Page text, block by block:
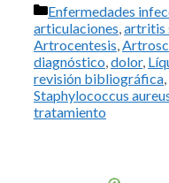
Categorías
Enfermedades
articulaciones artritis
Artrocentesis
diagnóstico dolor,
revisión bibliográfica
Staphylococcus
tratamiento